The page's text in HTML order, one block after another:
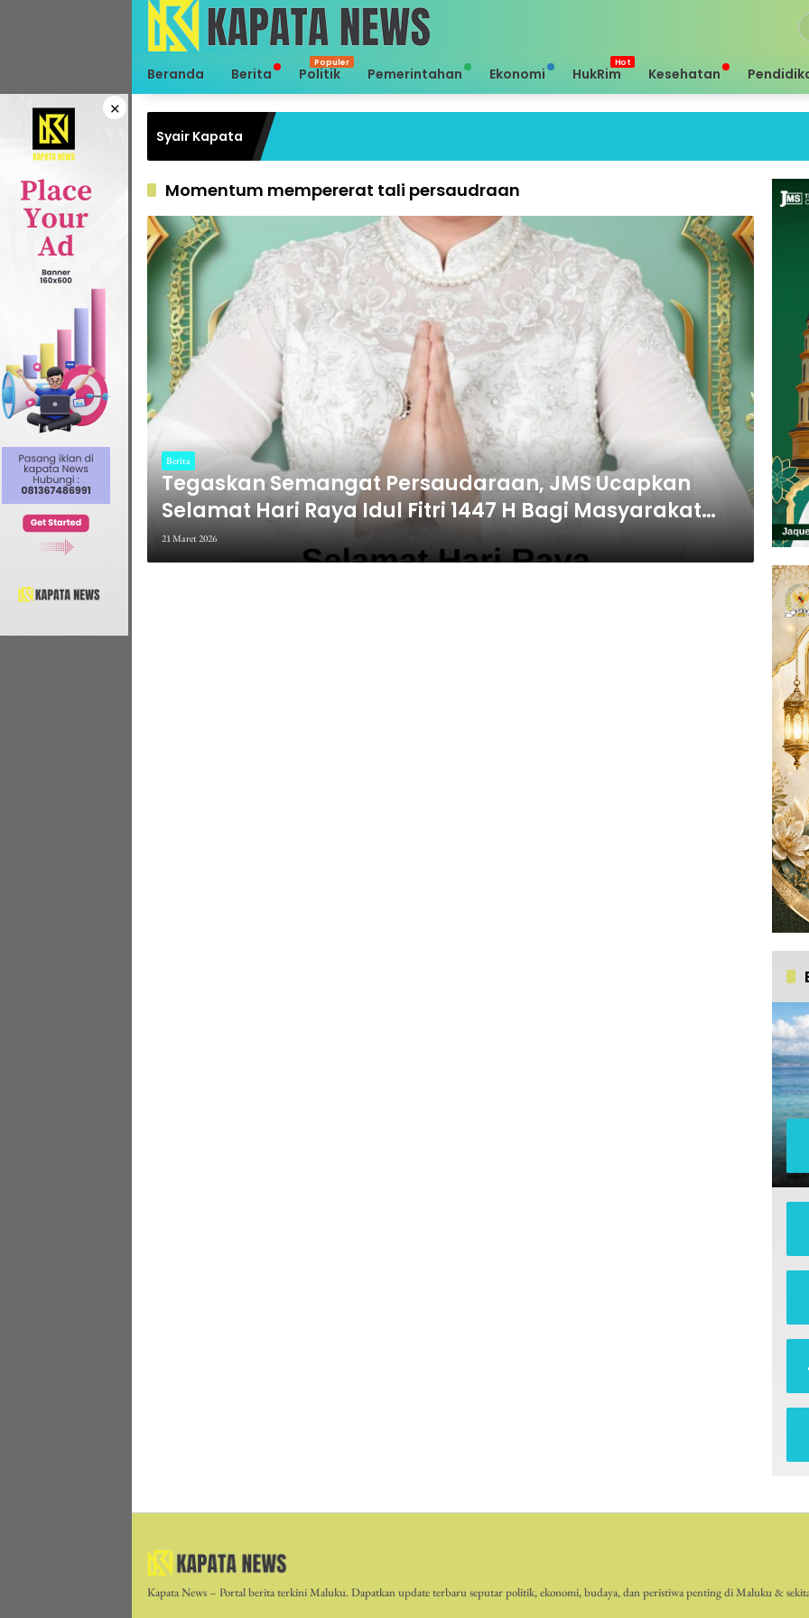
Beranda Berita Politik Pemerintahan Ekonomi HukRim Kesehatan
×
Syair Kapata
Momentum mempererat tali persaudraan
Berita
Tegaskan Semangat Persaudaraan, JMS Ucapkan
Selamat Hari Raya Idul Fitri 1447 H Bagi Masyarakat
Maluku
21 Maret 2026
Kapata News – Portal berita terkini Maluku. Dapatkan update terbaru seputar politik, ekonomi, budaya, dan peristiwa penting di Maluku &